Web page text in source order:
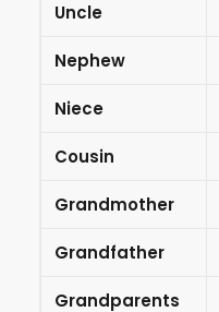
Uncle
Nephew
Niece
Cousin
Grandmother
Grandfather
Grandparents